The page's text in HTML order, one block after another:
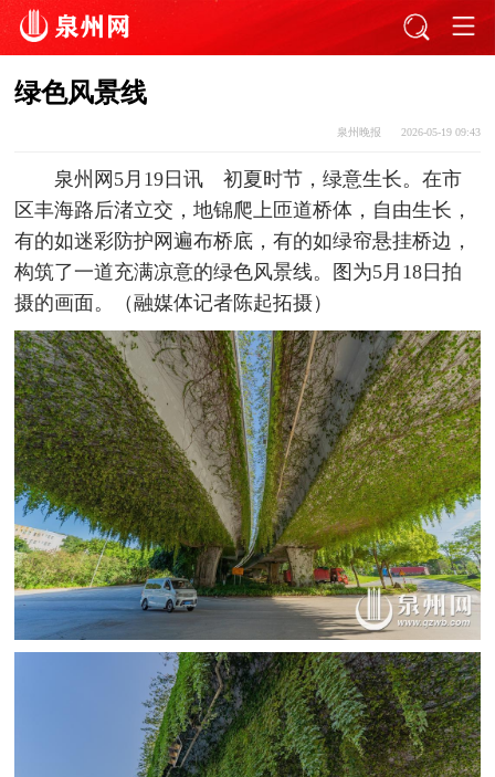
绿色风景线
泉州晚报 2026-05-19 09:43
泉州网5月19日讯 初夏时节，绿意生长。在市
区丰海路后渚立交，地锦爬上匝道桥体，自由生长，
有的如迷彩防护网遍布桥底，有的如绿帘悬挂桥边，
构筑了一道充满凉意的绿色风景线。图为5月18日拍
摄的画面。（融媒体记者陈起拓摄）